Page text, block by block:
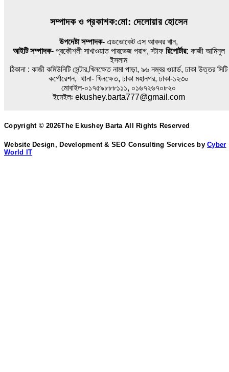
সম্পাদক ও প্রকাশক:মো: দেলোয়ার হোসেন
উপদেষ্টা সম্পাদক- এডভোকেট এস আকবর খান,
আইটি সম্পাদক-প্রকৌশলী সাখাওয়াত পারভেজ পরাগ, স্টাফ রিপোর্টার: কাজী আমিনুল
ইসলাম
ঠিকানা : কাজী কমিউনিটি সেন্টার,খিলক্ষেত নামা পাড়া, ৯৬ নম্বর ওয়ার্ড, ঢাকা উত্তর সিটি
কর্পোরেশন, থানা- খিলক্ষেত, ঢাকা মহানগর, ঢাকা-১২৩০
মোবাইল-০১৭৫৯৮৮৮১১১, ০১৬৭২৬৭০৮২০
ইমেইলঃ ekushey.barta777@gmail.com
Copyright © 2026The Ekushey Barta All Rights Reserved
Website Design, Development & SEO Consulting Services byCyber
World IT